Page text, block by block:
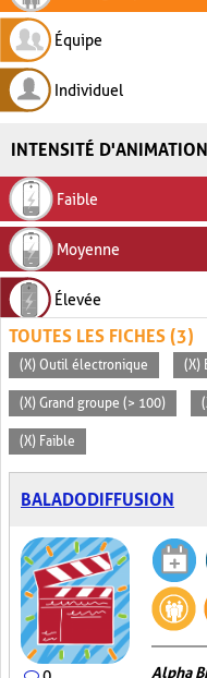
Équipe
Individuel
INTENSITÉ D'ANIMATION
Faible
Moyenne
Élevée
TOUTES LES FICHES (3)
(X) Outil électronique (X)
(X) Grand groupe (> 100)
(X) Faible
BALADODIFFUSION
Alpha